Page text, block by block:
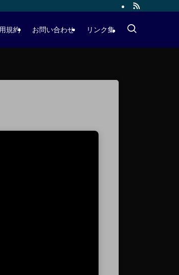
規約 お問い合わせ リンク集